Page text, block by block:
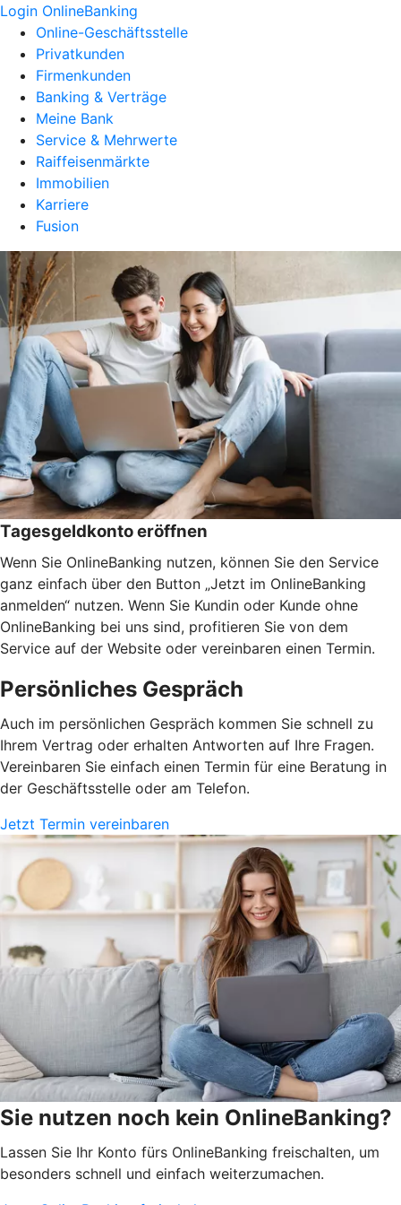
Login OnlineBanking
Online-Geschäftsstelle
Privatkunden
Firmenkunden
Banking & Verträge
Meine Bank
Service & Mehrwerte
Raiffeisenmärkte
Immobilien
Karriere
Fusion
Tagesgeldkonto eröffnen
Wenn Sie OnlineBanking nutzen, können Sie den Service
ganz einfach über den Button „Jetzt im OnlineBanking
anmelden“ nutzen. Wenn Sie Kundin oder Kunde ohne
OnlineBanking bei uns sind, profitieren Sie von dem
Service auf der Website oder vereinbaren einen Termin.
Persönliches Gespräch
Auch im persönlichen Gespräch kommen Sie schnell zu
Ihrem Vertrag oder erhalten Antworten auf Ihre Fragen.
Vereinbaren Sie einfach einen Termin für eine Beratung in
der Geschäftsstelle oder am Telefon.
Jetzt Termin vereinbaren
Sie nutzen noch kein OnlineBanking?
Lassen Sie Ihr Konto fürs OnlineBanking freischalten, um
besonders schnell und einfach weiterzumachen.